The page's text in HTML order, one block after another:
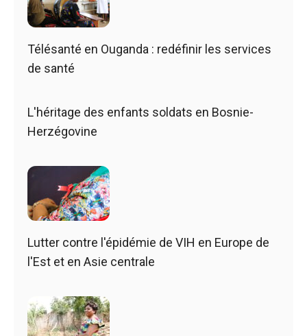
Télésanté en Ouganda : redéfinir les services
de santé
L'héritage des enfants soldats en Bosnie-
Herzégovine
Lutter contre l'épidémie de VIH en Europe de
l'Est et en Asie centrale